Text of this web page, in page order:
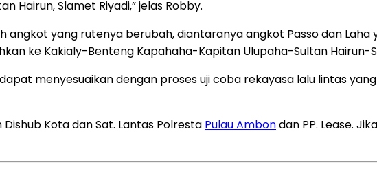
Hairun, Slamet Riyadi,” jelas Robby.
angkot yang rutenya berubah, diantaranya angkot Passo dan
ke Kakialy-Benteng Kapahaha-Kapitan Ulupaha-Sultan Hairun-
menyesuaikan dengan proses uji coba rekayasa lalu lintas
Kota dan Sat. Lantas Polresta Pulau Ambondan PP. Lease.